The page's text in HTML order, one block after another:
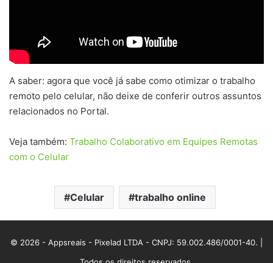
A saber: agora que você já sabe como otimizar o trabalho
remoto pelo celular, não deixe de conferir outros assuntos
relacionados no Portal.
Veja também: Trabalho Colaborativo em Equipes Remotas
com o Celular
Celular trabalho online
© 2026 - Appsreais - Pixelad LTDA - CNPJ: 59.002.486/0001-40. |